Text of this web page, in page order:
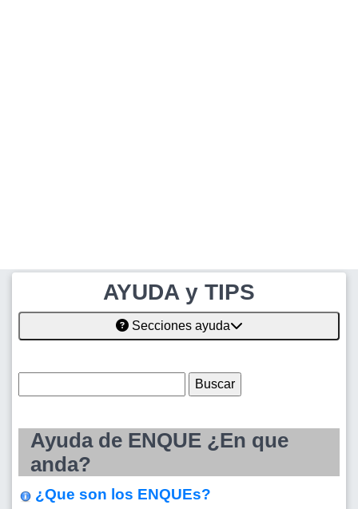
AYUDA y TIPS
Secciones ayuda
Ayuda de ENQUE ¿En que
anda?
¿Que son los ENQUEs?